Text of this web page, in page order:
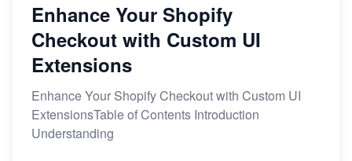
Enhance Your Shopify
Checkout with Custom UI
Extensions
Enhance Your Shopify Checkout with Custom UI
ExtensionsTable of Contents Introduction
Understanding